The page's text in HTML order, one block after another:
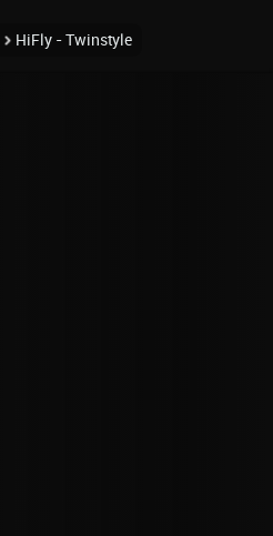
HiFly - Twinstyle